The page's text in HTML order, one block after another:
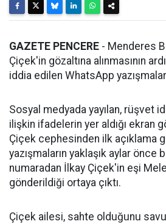
GAZETE PENCERE - Menderes
Çiçek'in gözaltına alınmasının
iddia edilen WhatsApp
Sosyal medyada yayılan, rüşvet
ilişkin ifadelerin yer aldığı ekran
Çiçek cephesinden ilk açıklama
yazışmaların yaklaşık aylar önce
numaradan İlkay Çiçek'in eşi
gönderildiği ortaya çıktı.
Çiçek ailesi, sahte olduğunu